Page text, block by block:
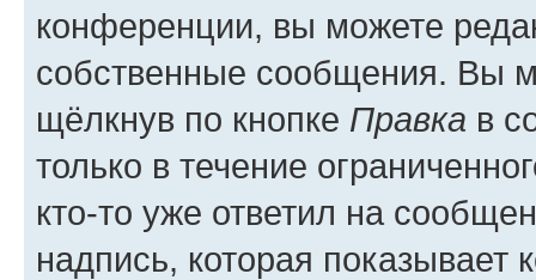
конференции, вы можете
собственные сообщения. Вы
щёлкнув по кнопке Правка в
только в течение
кто-то уже ответил на
надпись, которая показывает